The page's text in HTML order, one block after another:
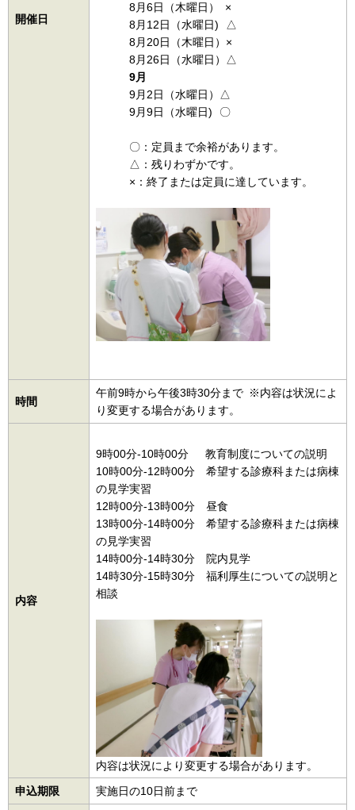
開催日
8月6日（木曜日） ×
8月12日（水曜日) △
8月20日（木曜日）×
8月26日（水曜日）△
9月
9月2日（水曜日）△
9月9日（水曜日) 〇
〇：定員まで余裕があります。
△：残りわずかです。
×：終了または定員に達しています。
時間
午前9時から午後3時30分まで ※内容は状況によ
り変更する場合があります。
内容
9時00分-10時00分 教育制度についての説明
10時00分-12時00分
希望する診療科または病棟
の見学実習
12時00分-13時00分
昼食
13時00分-14時00分
希望する診療科または病棟
の見学実習
14時00分-14時30分
院内見学
14時30分-15時30分
福利厚生についての説明と
相談
内容は状況により変更する場合があります。
申込期限 実施日の10日前まで